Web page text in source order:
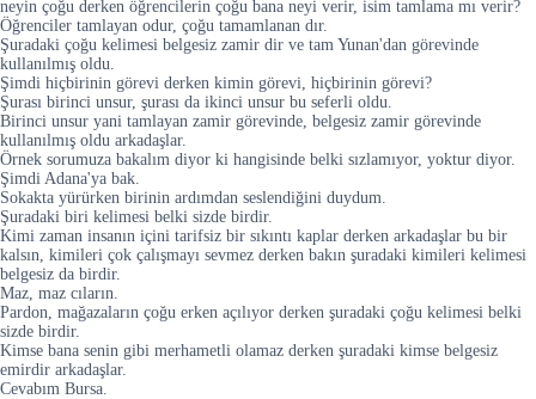
neyin çoğu derken öğrencilerin çoğu bana neyi verir, isim tamlama mı verir?
Öğrenciler tamlayan odur, çoğu tamamlanan dır.
Şuradaki çoğu kelimesi belgesiz zamir dir ve tam Yunan'dan görevinde
kullanılmış oldu.
Şimdi hiçbirinin görevi derken kimin görevi, hiçbirinin görevi?
Şurası birinci unsur, şurası da ikinci unsur bu seferli oldu.
Birinci unsur yani tamlayan zamir görevinde, belgesiz zamir görevinde
kullanılmış oldu arkadaşlar.
Örnek sorumuza bakalım diyor ki hangisinde belki sızlamıyor, yoktur diyor.
Şimdi Adana'ya bak.
Sokakta yürürken birinin ardımdan seslendiğini duydum.
Şuradaki biri kelimesi belki sizde birdir.
Kimi zaman insanın içini tarifsiz bir sıkıntı kaplar derken arkadaşlar bu bir
kalsın, kimileri çok çalışmayı sevmez derken bakın şuradaki kimileri kelimesi
belgesiz da birdir.
Maz, maz cıların.
Pardon, mağazaların çoğu erken açılıyor derken şuradaki çoğu kelimesi belki
sizde birdir.
Kimse bana senin gibi merhametli olamaz derken şuradaki kimse belgesiz
emirdir arkadaşlar.
Cevabım Bursa.